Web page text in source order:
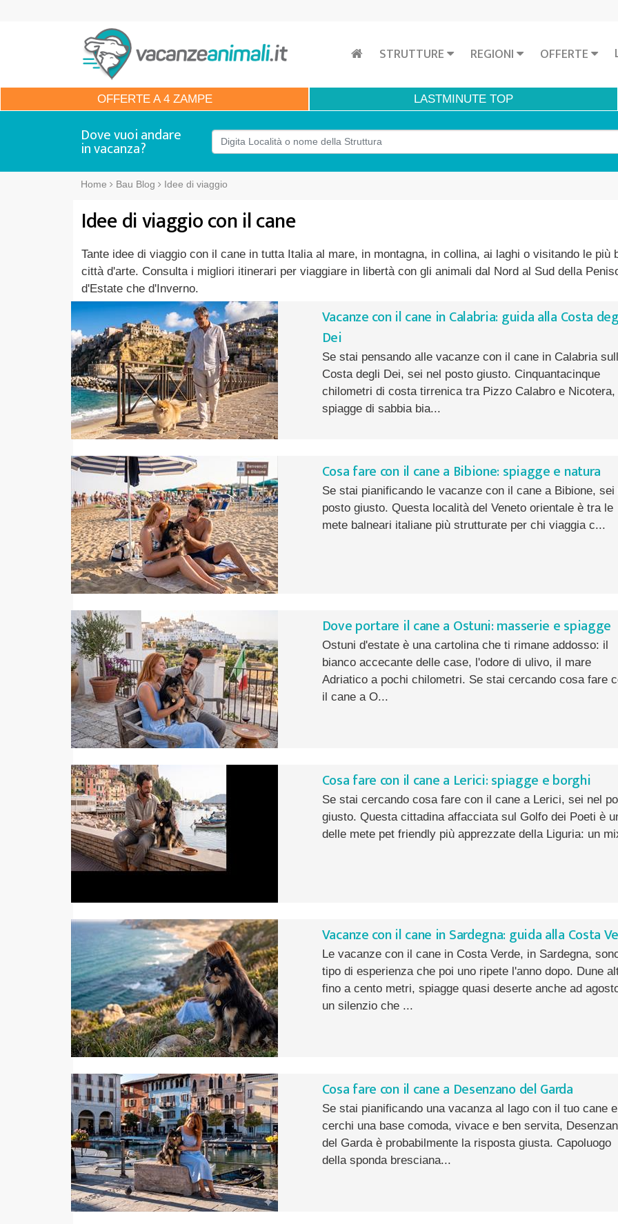
STRUTTURE REGIONI OFFERTE
OFFERTEA 4 ZAMPE LASTMINUTE TOP
Dove vuoi andare
in vacanza?
Home Bau Blog Idee di viaggio
Idee di viaggio con il cane
Tante idee di viaggio con il cane in tutta Italia al mare, in montagna, in collina, ai laghi o visitando le più
città d'arte. Consulta i migliori itinerari per viaggiare in libertà con gli animali dal Nord al Sud della
d'Estate che d'Inverno.
Vacanze con il cane in Calabria: guida alla Costa
Dei
Se stai pensando alle vacanze con il cane in Calabria
Costa degli Dei, sei nel posto giusto. Cinquantacinque
chilometri di costa tirrenica tra Pizzo Calabro e Nicotera,
spiagge di sabbia bia...
Cosa fare con il cane a Bibione: spiagge e natura
Se stai pianificando le vacanze con il cane a Bibione, sei
posto giusto. Questa località del Veneto orientale è tra le
mete balneari italiane più strutturate per chi viaggia c...
Dove portare il cane a Ostuni: masserie e spiagge
Ostuni d'estate è una cartolina che ti rimane addosso: il
bianco accecante delle case, l'odore di ulivo, il mare
Adriatico a pochi chilometri. Se stai cercando cosa fare
il cane a O...
Cosa fare con il cane a Lerici: spiagge e borghi
Se stai cercando cosa fare con il cane a Lerici, sei nel
giusto. Questa cittadina affacciata sul Golfo dei Poeti è
delle mete pet friendly più apprezzate della Liguria: un
Vacanze con il cane in Sardegna: guida alla Costa
Le vacanze con il cane in Costa Verde, in Sardegna,
tipo di esperienza che poi uno ripete l'anno dopo. Dune
fino a cento metri, spiagge quasi deserte anche ad
un silenzio che ...
Cosa fare con il cane a Desenzano del Garda
Se stai pianificando una vacanza al lago con il tuo cane e
cerchi una base comoda, vivace e ben servita,
del Garda è probabilmente la risposta giusta. Capoluogo
della sponda bresciana...